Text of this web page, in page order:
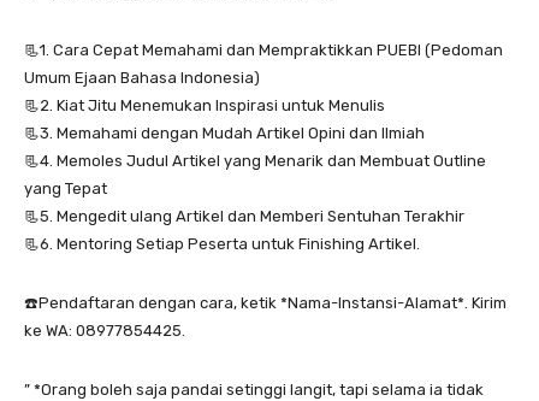
📃1. Cara Cepat Memahami dan Mempraktikkan PUEBI (Pedoman
Umum Ejaan Bahasa Indonesia)
📃2. Kiat Jitu Menemukan Inspirasi untuk Menulis
📃3. Memahami dengan Mudah Artikel Opini dan Ilmiah
📃4. Memoles Judul Artikel yang Menarik dan Membuat Outline
yang Tepat
📃5. Mengedit ulang Artikel dan Memberi Sentuhan Terakhir
📃6. Mentoring Setiap Peserta untuk Finishing Artikel.
☎️Pendaftaran dengan cara, ketik *Nama-Instansi-Alamat*. Kirim
ke WA: 08977854425.
” *Orang boleh saja pandai setinggi langit, tapi selama ia tidak